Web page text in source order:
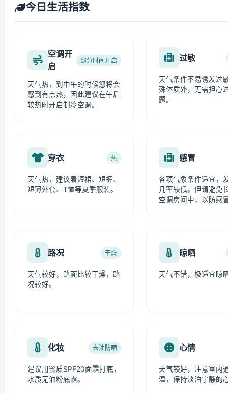
今日生活指数
空调开
启
部分时间开启
天气热，到中午的时候您将会
感到有点热，因此建议在午后
较热时开启制冷空调。
过敏
天气条件不易诱发过
殊体质外，无需担心
题。
穿衣 热
天气热，建议着短裙、短裤、
短薄外套、T恤等夏季服装。
感冒
各项气象条件适宜，
几率较低。但请避免
空调房间中，以防感
路况 干燥
天气较好，路面比较干燥，路
况较好。
晾晒
天气不错，极适宜晾
化妆 去油防晒
建议用蜜质SPF20面霜打底，
水质无油粉底霜。
心情
天气较好，注意室内
温，保持淡泊宁静的